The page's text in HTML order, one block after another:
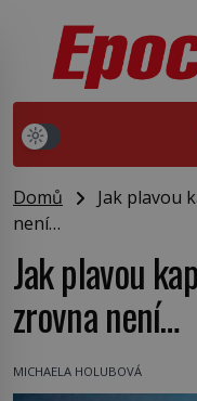
Domů
Jak plavou
není…
Jak plavou
zrovna není…
MICHAELA HOLUBOVÁ